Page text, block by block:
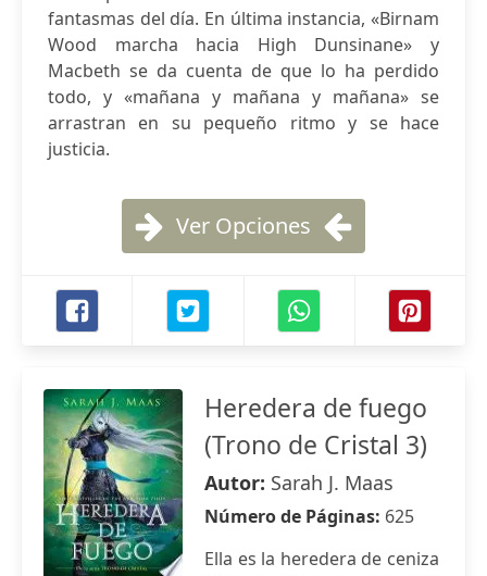
fantasmas del día. En última instancia, «Birnam
Wood marcha hacia High Dunsinane» y
Macbeth se da cuenta de que lo ha perdido
todo, y «mañana y mañana y mañana» se
arrastran en su pequeño ritmo y se hace
justicia.
Ver Opciones
Heredera de fuego
(Trono de Cristal 3)
Autor: Sarah J. Maas
Número de Páginas: 625
Ella es la heredera de ceniza